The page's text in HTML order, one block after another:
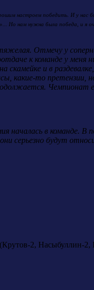
настроем победить. И у нас
Но нам нужна была победа, и я
Отмечу у
к команде у
и в
то претензии,
Чемпионат
началась в команде. В
серьезно будут
2, Насыбуллин-